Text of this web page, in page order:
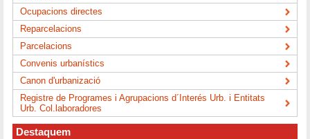
Ocupacions directes
Reparcelacions
Parcelacions
Convenis urbanístics
Canon d'urbanizació
Registre de Programes i Agrupacions d´Interés Urb. i Entitats
Urb. Col.laboradores
Destaquem